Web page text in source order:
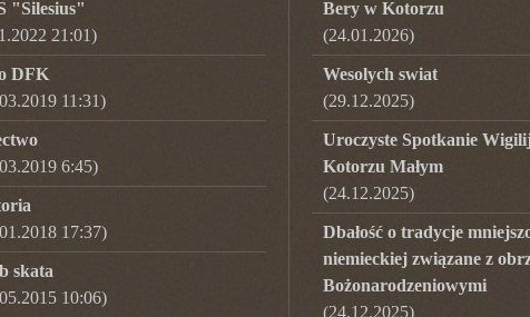
"Silesius"
21:01)
DFK
11:31)
6:45)
17:37)
skata
10:06)
Bery w Kotorzu
(24.01.2026)
Wesolych swiat
(29.12.2025)
Uroczyste Spotkanie
Kotorzu Małym
(24.12.2025)
Dbałość o tradycje
niemieckiej związane z
Bożonarodzeniowymi
(24.12.2025)